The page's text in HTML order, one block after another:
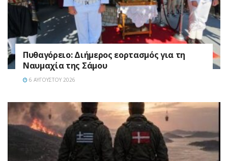
Πυθαγόρειο: Διήμερος εορτασμός για τη
Ναυμαχία της Σάμου
6 ΑΥΓΟΎΣΤΟΥ 2026